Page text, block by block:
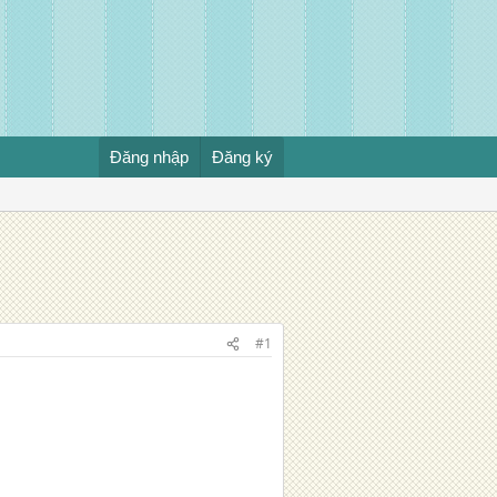
Đăng nhập Đăng ký
#1